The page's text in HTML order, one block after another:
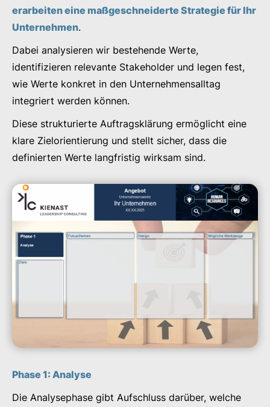
erarbeiten eine maßgeschneiderte Strategie für Ihr
Unternehmen.
Dabei analysieren wir bestehende Werte,
identifizieren relevante Stakeholder und legen fest,
wie Werte konkret in den Unternehmensalltag
integriert werden können.
Diese strukturierte Auftragsklärung ermöglicht eine
klare Zielorientierung und stellt sicher, dass die
definierten Werte langfristig wirksam sind.
Phase 1: Analyse
Die Analysephase gibt Aufschluss darüber, welche